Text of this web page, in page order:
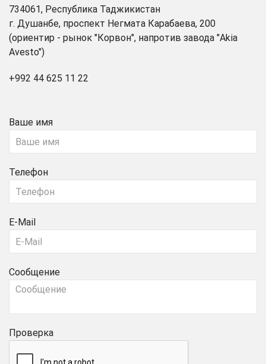
734061, Республика Таджикистан
г. Душанбе, проспект Негмата Карабаева, 200
(ориентир - рынок "Корвон", напротив завода "Akia
Avesto")
+992 44 625 11 22
Ваше имя
Телефон
E-Mail
Сообщение
Проверка